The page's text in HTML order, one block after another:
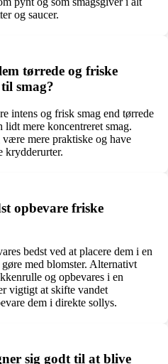
og saucer.
tørrede og friske
smag?
intens og frisk smag end tørrede
lidt mere koncentreret smag.
mere praktiske og have
krydderurter.
opbevare friske
bedst ved at placere dem i en
med blomster. Alternativt
og opbevares i en
vigtigt at skifte vandet
dem i direkte sollys.
sig godt til at blive